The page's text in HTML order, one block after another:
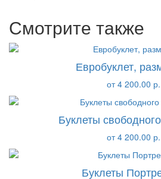
Смотрите также
Евробуклет,
от 4 200.00 р.
Буклеты
от 4 200.00 р.
Буклеты